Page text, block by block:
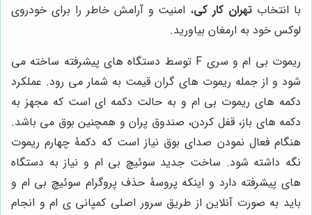
با انتخاب تهران کار کی، امنیت و آرامش خاطر را برای خودروی
لوکس خود به ارمغان بیاورید.
ریموت بی ام و سری F توسط دستگاه های پیشرفته ساخته می
شود و از جمله ریموت های گران قیمت به شمار می رود. عملکرد
دکمه های ریموت بی ام و به حالت دکمه ای است که مجهز به
دکمه های باز، قفل کردن، صندوق پران و همچنین بوق می باشد.
هنگام فعال نمودن صدای بوق نیاز است که دکمۀ چهارم ریموت
نگه داشته شود. ساخت جدید سوئیچ بی ام و نیاز به دستگاه
های پیشرفته دارد و اینکه پروسۀ حذف پروگرام سوئیچ بی ام و
باید به صورت آنلاین از طریق سرور اصلی کمپانی ی ام و انجام